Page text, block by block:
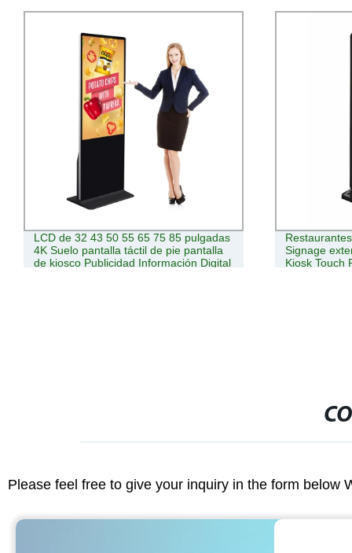
Restaurantes Menú tablero Digital
Signage exterior Standing Waterproof
Kiosk Touch Pantalla de pedido pantalla
Tarjeta guía
acero
Please feel free to give your inquiry in the form below